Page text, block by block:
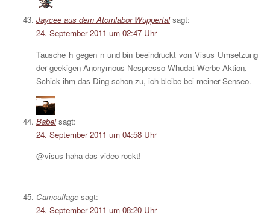
Jaycee aus dem Atomlabor Wuppertal sagt:
24. September 2011 um 02:47 Uhr
Tausche h gegen n und bin beeindruckt von Visus Umsetzung
der geekigen Anonymous Nespresso Whudat Werbe Aktion.
Schick ihm das Ding schon zu, ich bleibe bei meiner Senseo.
Babel sagt:
24. September 2011 um 04:58 Uhr
@visus haha das video rockt!
Camouflage sagt:
24. September 2011 um 08:20 Uhr